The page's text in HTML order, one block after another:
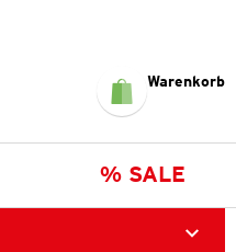
Warenkorb
% SALE